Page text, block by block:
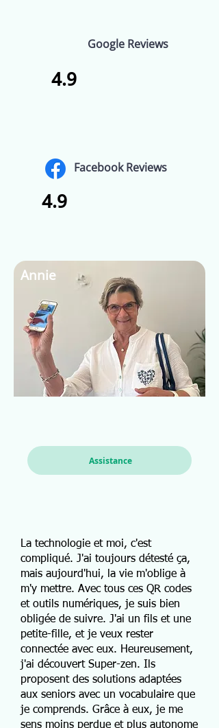
Google Reviews
4.9
Facebook Reviews
4.9
Annie
Assistance
La technologie et moi, c'est
compliqué. J'ai toujours détesté ça,
mais aujourd'hui, la vie m'oblige à
m'y mettre. Avec tous ces QR codes
et outils numériques, je suis bien
obligée de suivre. J'ai un fils et une
petite-fille, et je veux rester
connectée avec eux. Heureusement,
j'ai découvert Super-zen. Ils
proposent des solutions adaptées
aux seniors avec un vocabulaire que
je comprends. Grâce à eux, je me
sens moins perdue et plus autonome